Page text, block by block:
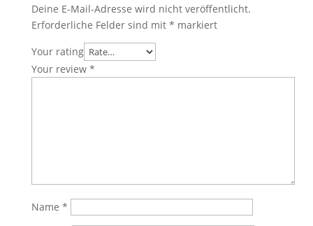
Deine E-Mail-Adresse wird nicht veröffentlicht.
Erforderliche Felder sind mit * markiert
Your rating
Your review *
Name *